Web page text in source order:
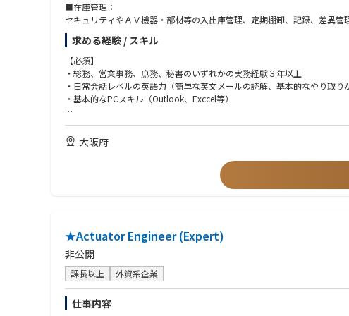
■在庫管理：
セキュリティやＡＶ機器・部材等の入出庫管理、定期棚卸、記録、差異管
関西の拠点運営とロジスティクスを支えます。
求める経験 / スキル
【必須】
・総務、営業事務、庶務、秘書のいずれかの実務経験３年以上
・日常会話レベルの英語力（簡単な英文メールの読解、基本的なやり取り
・基本的なPCスキル（Outlook、Exccel等）
【必須】
・在庫管理業務に問題なく従事可能な方
・セキュリティやAV、ITインフラ、建設設備、物流、倉庫管理業界での就
・外資系企業や多国籍な組織での就業経験
・丁寧なコミュニケーションが取れる方
・縁の下の力持ちとして周囲を支えることにやりがいを感じられる方
・細部への注意力があり、正確かつ丁寧に業務を進められる方
・マニュアルなどは整備されておらず、自身で考え動ける方
・環境の変化を前向きに楽しめる方
大阪府
★Actuator Engineer (Expert)
非公開
課長以上 外資系企業
仕事内容